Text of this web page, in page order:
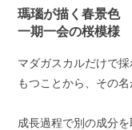
瑪瑙が描く春景色
一期一会の桜模様
マダガスカルだけで
もつことから、その名
成長過程で別の成分